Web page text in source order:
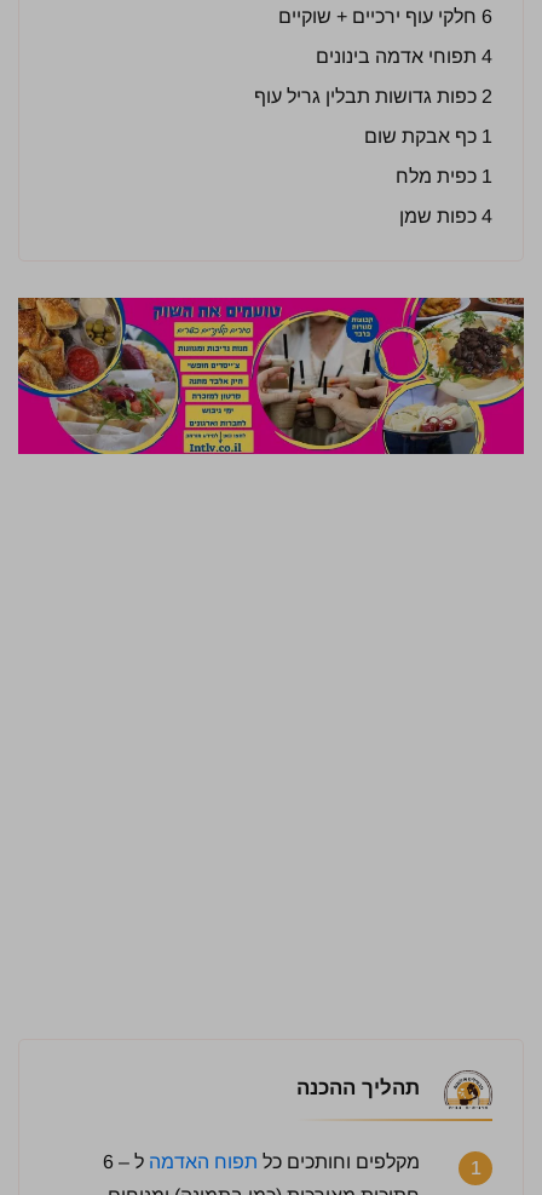
6 חלקי עוף ירכיים + שוקיים
4 תפוחי אדמה בינונים
2 כפות גדושות תבלין גריל עוף
1 כף אבקת שום
1 כפית מלח
4 כפות שמן
תהליך ההכנה
1 מקלפים וחותכים כל תפוח האדמה
ל – 6